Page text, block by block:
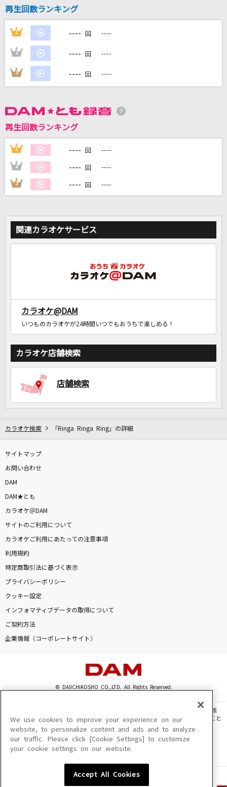
[生音]PIECE OF MY WISH
今井美樹
DAMの新曲・ランキングなど
DAMに会員登録・ログインして
カラオケをもっと楽しもう！
家族や友達と一緒に！練習にも！
再生回数ランキング
1 ---- 回 ----
2 ---- 回 ----
3 ---- 回 ----
再生回数ランキング
1 ---- 回 ----
2 ---- 回 ----
3 ---- 回 ----
関連カラオケサービス
カラオケ@DAM
いつものカラオケが24時間いつでもおうちで楽しめる！
カラオケ店舗検索
店舗検索
カラオケ検索 「Ringa Ringa Ring」の詳細
サイトマップ
お問い合わせ
DAM
DAM★とも
カラオケ＠DAM
サイトのご利用について
カラオケご利用にあたっての注意事項
利用規約
特定商取引法に基づく表示
プライバシーポリシー
クッキー設定
インフォマティブデータの取得について
ご契約方法
企業情報（コーポレートサイト）
© DAIICHIKOSHO CO.,LTD. All Rights Reserved.
このサイトに掲載されている一切の文章・画像・写真・動画・音声等を、手段や形態
を問わず、著作権法の定める範囲を超えて無断で複製、転載、ファイル化などすること
を禁じます。
楽曲及びコンテンツは、機種によりご利用いただけない場合があります。
楽曲及びコンテンツの配信日、配信内容が変更になる場合があります。
We use cookies to improve your experience on our
website, to personalize content and ads and to analyze
our traffic. Please click [Cookie Settings] to customize
your cookie settings on our website.
Accept All Cookies